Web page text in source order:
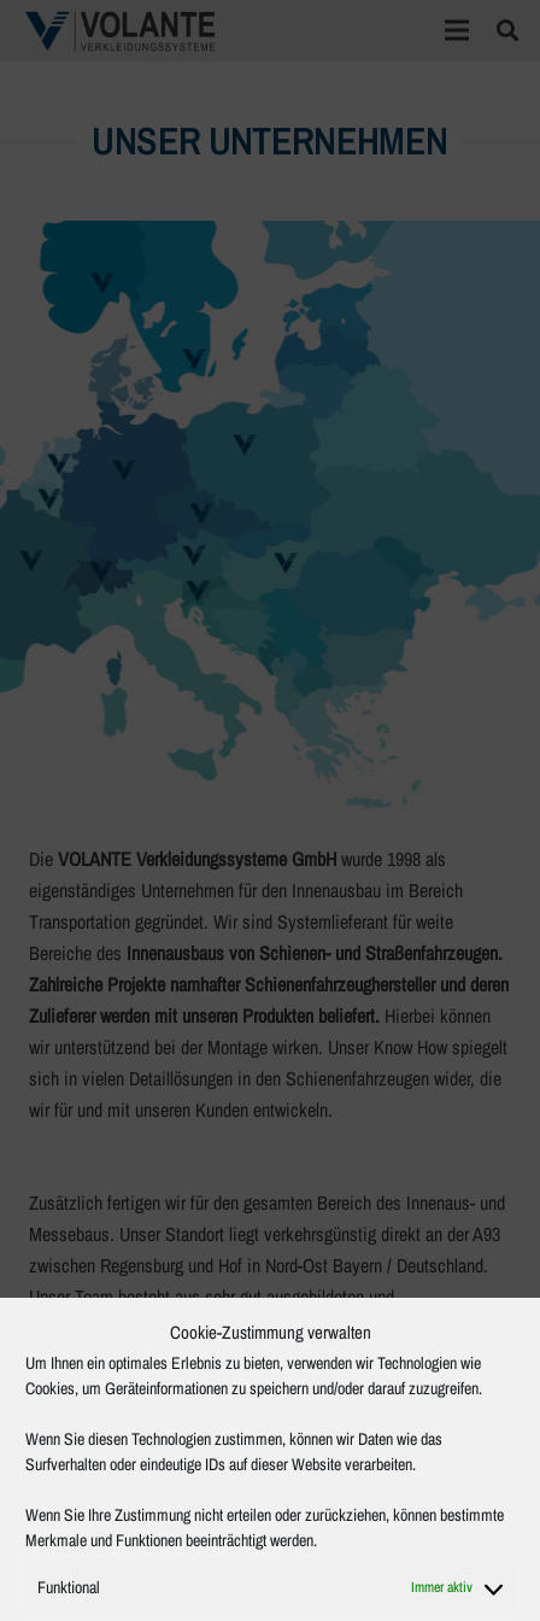
Cookie-Zustimmung verwalten
Um Ihnen ein optimales Erlebnis zu bieten, verwenden wir Technologien wie
Cookies, um Geräteinformationen zu speichern und/oder darauf zuzugreifen.
Wenn Sie diesen Technologien zustimmen, können wir Daten wie das
Surfverhalten oder eindeutige IDs auf dieser Website verarbeiten.
Wenn Sie Ihre Zustimmung nicht erteilen oder zurückziehen, können bestimmte
Merkmale und Funktionen beeinträchtigt werden.
Funktional Immer aktiv
UNSER UNTERNEHMEN
DieVOLANTE Verkleidungssysteme GmbHwurde 1998 als
eigenständiges Unternehmen für den Innenausbau im Bereich
Transportation gegründet. Wir sind Systemlieferant für weite
Bereiche des Innenausbaus von Schienen- und Straßenfahrzeugen.
Zahlreiche Projekte namhafter Schienenfahrzeughersteller und deren
Zulieferer werden mit unseren Produkten beliefert. Hierbei können
wir unterstützend bei der Montage wirken. Unser Know How spiegelt
sich in vielen Detaillösungen in den Schienenfahrzeugen wider, die
wir für und mit unseren Kunden entwickeln.
Zusätzlich fertigen wir für den gesamten Bereich des Innenaus- und
Messebaus. Unser Standort liegt verkehrsgünstig direkt an der A93
zwischen Regensburg und Hof in Nord-Ost Bayern / Deutschland.
Unser Team besteht aus sehr gut ausgebildeten und
hochmotivierten Mitarbeitern (Facharbeiter, Meister, Techniker,
Ingenieure und Kaufleute verschiedener Fachbereiche).
Wir besitzen modernste Produktionsstätten und
Bearbeitungszentrenund beherrschen verschiedenste
Metallverarbeitung.